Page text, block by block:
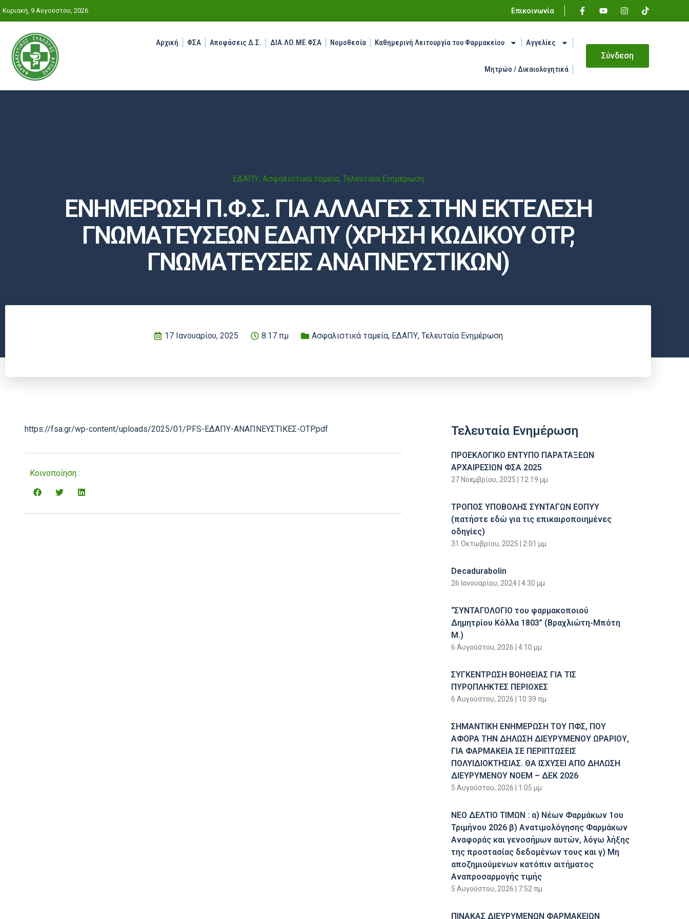
Κυριακή, 9 Αυγούστου, 2026 Επικοινωνία
Αρχική ΦΣΑ Αποφάσεις Δ.Σ. ΔΙΑ.ΛΟ.ΜΕ.ΦΣΑ Νομοθεσία Καθημερινή Λειτουργία του Φαρμακείου Αγγελίες
Μητρώο / Δικαιολογητικά
Σύνδεση
ΕΔΑΠΥ, Ασφαλιστικά ταμεία, Τελευταία Ενημέρωση
ΕΝΗΜΕΡΩΣΗ Π.Φ.Σ. ΓΙΑ ΑΛΛΑΓΕΣ ΣΤΗΝ ΕΚΤΕΛΕΣΗ
ΓΝΩΜΑΤΕΥΣΕΩΝ ΕΔΑΠΥ (ΧΡΗΣΗ ΚΩΔΙΚΟΥ OTP,
ΓΝΩΜΑΤΕΥΣΕΙΣ ΑΝΑΠΝΕΥΣΤΙΚΩΝ)
17 Ιανουαρίου, 2025 8:17 πμ Ασφαλιστικά ταμεία, ΕΔΑΠΥ, Τελευταία Ενημέρωση
https://fsa.gr/wp-content/uploads/2025/01/PFS-ΕΔΑΠΥ-ΑΝΑΠΝΕΥΣΤΙΚΕΣ-OTP.pdf
Κοινοποίηση :
Τελευταία Ενημέρωση
ΠΡΟΕΚΛΟΓΙΚΟ ΕΝΤΥΠΟ ΠΑΡΑΤΑΞΕΩΝ
ΑΡΧΑΙΡΕΣΙΩΝ ΦΣΑ 2025
27 Νοεμβρίου, 2025 12:19 μμ
ΤΡΟΠΟΣ ΥΠΟΒΟΛΗΣ ΣΥΝΤΑΓΩΝ ΕΟΠΥΥ
(πατήστε εδώ για τις επικαιροποιημένες
οδηγίες)
31 Οκτωβρίου, 2025 2:01 μμ
Decadurabolin
26 Ιανουαρίου, 2024 4:30 μμ
“ΣΥΝΤΑΓΟΛΟΓΙΟ του φαρμακοποιού
Δημητρίου Κόλλα 1803” (Βραχλιώτη-Μπότη
Μ.)
6 Αυγούστου, 2026 4:10 μμ
ΣΥΓΚΕΝΤΡΩΣΗ ΒΟΗΘΕΙΑΣ ΓΙΑ ΤΙΣ
ΠΥΡΟΠΛΗΚΤΕΣ ΠΕΡΙΟΧΕΣ
6 Αυγούστου, 2026 10:39 πμ
ΣΗΜΑΝΤΙΚΗ ΕΝΗΜΕΡΩΣΗ ΤΟΥ ΠΦΣ, ΠΟΥ
ΑΦΟΡΑ ΤΗΝ ΔΗΛΩΣΗ ΔΙΕΥΡΥΜΕΝΟΥ ΩΡΑΡΙΟΥ,
ΓΙΑ ΦΑΡΜΑΚΕΙΑ ΣΕ ΠΕΡΙΠΤΩΣΕΙΣ
ΠΟΛΥΙΔΙΟΚΤΗΣΙΑΣ. ΘΑ ΙΣΧΥΣΕΙ ΑΠΟ ΔΗΛΩΣΗ
ΔΙΕΥΡΥΜΕΝΟΥ ΝΟΕΜ – ΔΕΚ 2026
5 Αυγούστου, 2026 1:05 μμ
ΝΕΟ ΔΕΛΤΙΟ ΤΙΜΩΝ : α) Νέων Φαρμάκων 1ου
Τριμήνου 2026 β) Ανατιμολόγησης Φαρμάκων
Αναφοράς και γενοσήμων αυτών, λόγω λήξης
της προστασίας δεδομένων τους και γ) Μη
αποζημιούμενων κατόπιν αιτήματος
Αναπροσαρμογής τιμής
5 Αυγούστου, 2026 7:52 πμ
ΠΙΝΑΚΑΣ ΔΙΕΥΡΥΜΕΝΩΝ ΦΑΡΜΑΚΕΙΩΝ